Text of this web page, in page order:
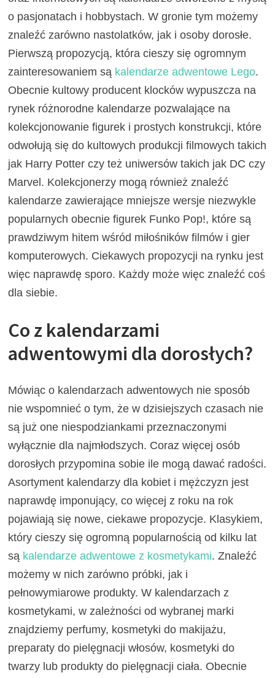
o pasjonatach i hobbystach. W gronie tym możemy
znaleźć zarówno nastolatków, jak i osoby dorosłe.
Pierwszą propozycją, która cieszy się ogromnym
zainteresowaniem są kalendarze adwentowe Lego.
Obecnie kultowy producent klocków wypuszcza na
rynek różnorodne kalendarze pozwalające na
kolekcjonowanie figurek i prostych konstrukcji, które
odwołują się do kultowych produkcji filmowych takich
jak Harry Potter czy też uniwersów takich jak DC czy
Marvel. Kolekcjonerzy mogą również znaleźć
kalendarze zawierające mniejsze wersje niezwykle
popularnych obecnie figurek Funko Pop!, które są
prawdziwym hitem wśród miłośników filmów i gier
komputerowych. Ciekawych propozycji na rynku jest
więc naprawdę sporo. Każdy może więc znaleźć coś
dla siebie.
Co z kalendarzami
adwentowymi dla dorosłych?
Mówiąc o kalendarzach adwentowych nie sposób
nie wspomnieć o tym, że w dzisiejszych czasach nie
są już one niespodziankami przeznaczonymi
wyłącznie dla najmłodszych. Coraz więcej osób
dorosłych przypomina sobie ile mogą dawać radości.
Asortyment kalendarzy dla kobiet i mężczyzn jest
naprawdę imponujący, co więcej z roku na rok
pojawiają się nowe, ciekawe propozycje. Klasykiem,
który cieszy się ogromną popularnością od kilku lat
są kalendarze adwentowe z kosmetykami. Znaleźć
możemy w nich zarówno próbki, jak i
pełnowymiarowe produkty. W kalendarzach z
kosmetykami, w zależności od wybranej marki
znajdziemy perfumy, kosmetyki do makijażu,
preparaty do pielęgnacji włosów, kosmetyki do
twarzy lub produkty do pielęgnacji ciała. Obecnie